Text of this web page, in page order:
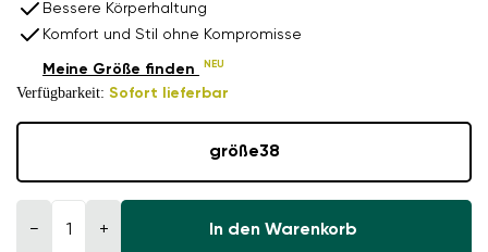
Bessere Körperhaltung
Komfort und Stil ohne Kompromisse
Verfügbarkeit: Sofort lieferbar
Meine Größe finden NEU
größe38
− + In den Warenkorb